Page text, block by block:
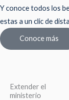
Y conoce todos los
estas a un clic de
Conoce más
Extender el
ministerio